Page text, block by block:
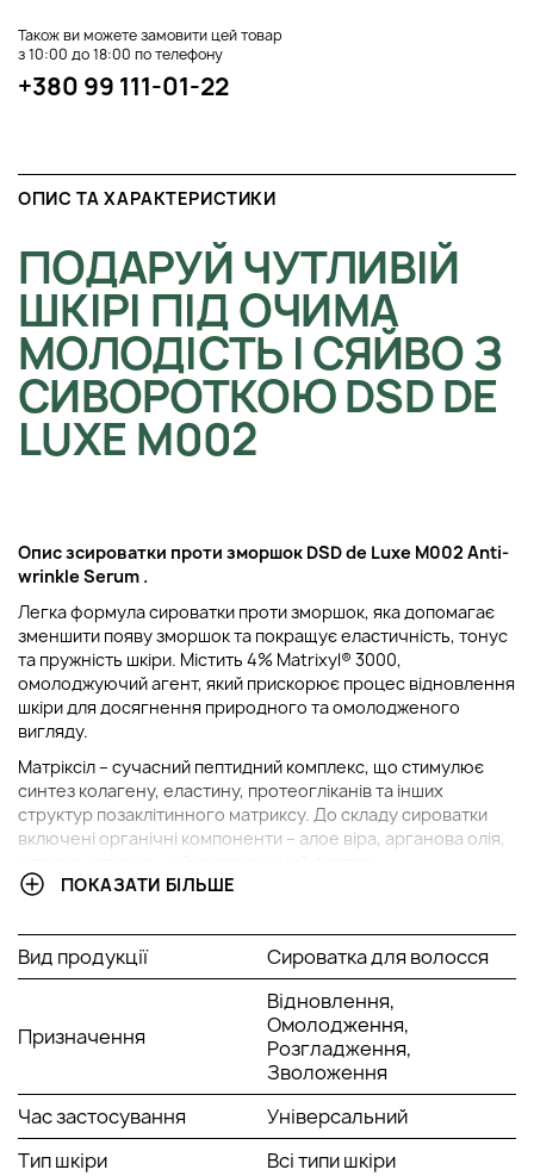
Також ви можете замовити цей товар
з 10:00 до 18:00 по телефону
+380 99 111-01-22
ОПИС ТА ХАРАКТЕРИСТИКИ
ПОДАРУЙ ЧУТЛИВІЙ
ШКІРІ ПІД ОЧИМА
МОЛОДІСТЬ І СЯЙВО З
СИВОРОТКОЮ DSD DE
LUXE M002
Опис зсироватки проти зморшок DSD de Luxe M002 Anti-
wrinkle Serum .
Легка формула сироватки проти зморшок, яка допомагає
зменшити появу зморшок та покращує еластичність, тонус
та пружність шкіри. Містить 4% Matrixyl® 3000,
омолоджуючий агент, який прискорює процес відновлення
шкіри для досягнення природного та омолодженого
вигляду.
Матріксіл – сучасний пептидний комплекс, що стимулює
синтез колагену, еластину, протеогліканів та інших
структур позаклітинного матриксу. До складу сироватки
включені органічні компоненти – алое віра, арганова олія,
Сироватка сприяє підвищенню еластичності шкіри,
тон шкіри, має ефект, що омолоджує шкіру.
Спосіб застосування:
Наносити вранці та ввечері. Нанесіть 3 краплі, акуратно
масажуючи обличчя, шию та декольте.
ПОКАЗАТИ БІЛЬШЕ
Вид продукції Сироватка для волосся
Призначення
Відновлення,
Омолодження,
Розгладження,
Зволоження
Час застосування
Універсальний
Тип шкіри
Всі типи шкіри